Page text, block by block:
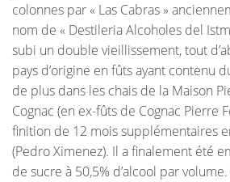
colonnes par « Las Cabras »
nom de « Destileria Alcoholes del
subi un double vieillissement, tout
pays d’origine en fûts ayant contenu
de plus dans les chais de la Maison
Cognac (en ex-fûts de Cognac Pierre
finition de 12 mois supplémentaires
(Pedro Ximenez). Il a finalement été
de sucre à 50,5% d’alcool par